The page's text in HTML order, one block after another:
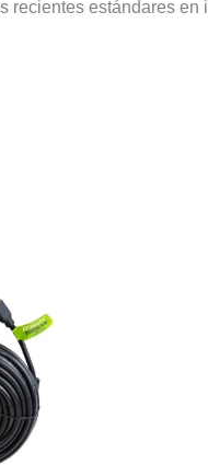
recientes estándares